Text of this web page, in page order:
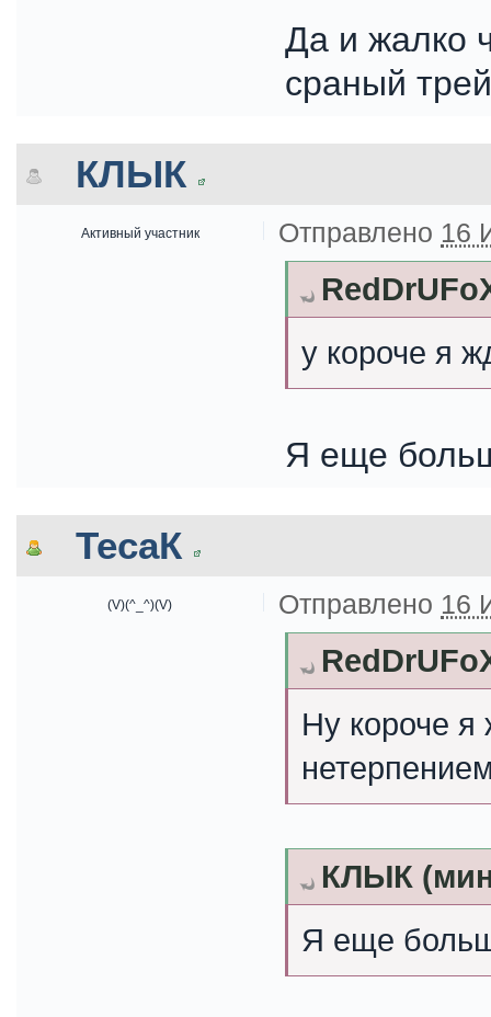
Да и жалко
сраный
КЛЫК
Активный участник Отправлено 16
у короче я
Я еще
ТесаК
(V)(^_^)(V) Отправлено 16
Ну короче
КЛЫК
Я еще